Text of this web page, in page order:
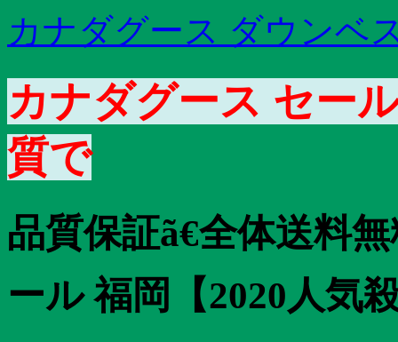
カナダグース ダウンベ
カナダグース セー
質で
品質保証ã€全体送料
ール 福岡【2020人気